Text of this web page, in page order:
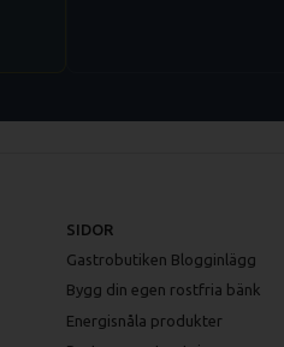
SIDOR
Gastrobutiken Blogginlägg
Bygg din egen rostfria bänk
Energisnåla produkter